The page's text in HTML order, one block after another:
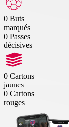
0 Buts
marqués
0 Passes
décisives
0 Cartons
jaunes
0 Cartons
rouges